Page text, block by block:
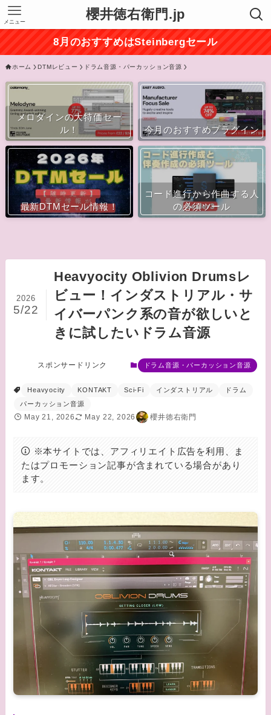
櫻井徳右衛門.jp
メニュー
8月のおすすめはSteinbergセール
ホーム DTMレビュー ドラム音源・パーカッション音源
メロダインの大特価セー
ル！
今月のおすすめプラグイン
最新DTMセール情報！
コード進行から作曲する人
の必須ツール
Heavyocity Oblivion Drumsレ
ビュー！インダストリアル・サ
イバーパンク系の音が欲しいと
きに試したいドラム音源
2026
5/22
スポンサードリンク ドラム音源・パーカッション音源
Heavyocity KONTAKT Sci-Fi インダストリアル
ドラム
パーカッション音源
May 21, 2026 May 22, 2026 櫻井徳右衛門
※本サイトでは、アフィリエイト広告を利用、ま
たはプロモーション記事が含まれている場合があり
ます。